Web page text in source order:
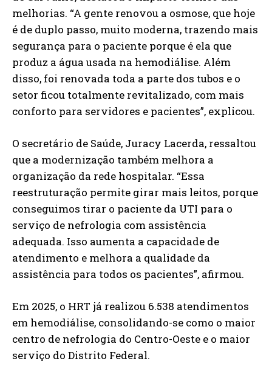
melhorias. “A gente renovou a osmose, que hoje
é de duplo passo, muito moderna, trazendo mais
segurança para o paciente porque é ela que
produz a água usada na hemodiálise. Além
disso, foi renovada toda a parte dos tubos e o
setor ficou totalmente revitalizado, com mais
conforto para servidores e pacientes”, explicou.
O secretário de Saúde, Juracy Lacerda, ressaltou
que a modernização também melhora a
organização da rede hospitalar. “Essa
reestruturação permite girar mais leitos, porque
conseguimos tirar o paciente da UTI para o
serviço de nefrologia com assistência
adequada. Isso aumenta a capacidade de
atendimento e melhora a qualidade da
assistência para todos os pacientes”, afirmou.
Em 2025, o HRT já realizou 6.538 atendimentos
em hemodiálise, consolidando-se como o maior
centro de nefrologia do Centro-Oeste e o maior
serviço do Distrito Federal.